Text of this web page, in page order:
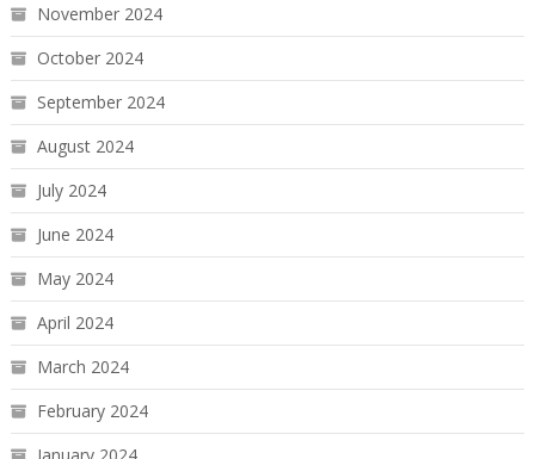
November 2024
October 2024
September 2024
August 2024
July 2024
June 2024
May 2024
April 2024
March 2024
February 2024
January 2024